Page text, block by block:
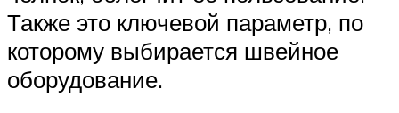
Также это ключевой параметр, по
которому выбирается швейное
оборудование.